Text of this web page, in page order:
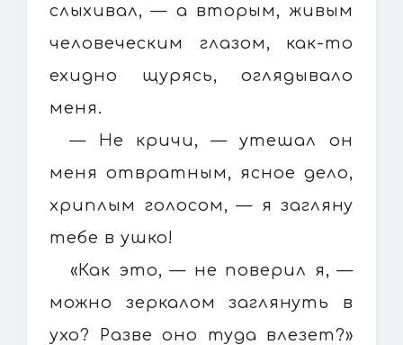
слыхивал, — а вторым, живым
человеческим глазом, как-то
ехидно щурясь, оглядывало
меня.
— Не кричи, — утешал он
меня отвратным, ясное дело,
хриплым голосом, — я загляну
тебе в ушко!
«Как это, — не поверил я, —
можно зеркалом заглянуть в
ухо? Разве оно туда влезет?»